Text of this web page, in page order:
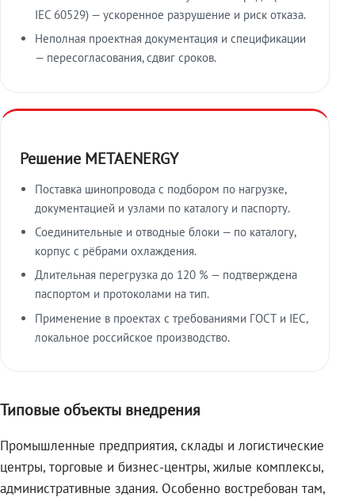
IEC 60529) — ускоренное разрушение и риск отказа.
Неполная проектная документация и спецификации
— пересогласования, сдвиг сроков.
Решение METAENERGY
Поставка шинопровода с подбором по нагрузке,
документацией и узлами по каталогу и паспорту.
Соединительные и отводные блоки — по каталогу,
корпус с рёбрами охлаждения.
Длительная перегрузка до 120 % — подтверждена
паспортом и протоколами на тип.
Применение в проектах с требованиями ГОСТ и IEC,
локальное российское производство.
Типовые объекты внедрения
Промышленные предприятия, склады и логистические
центры, торговые и бизнес-центры, жилые комплексы,
административные здания. Особенно востребован там,